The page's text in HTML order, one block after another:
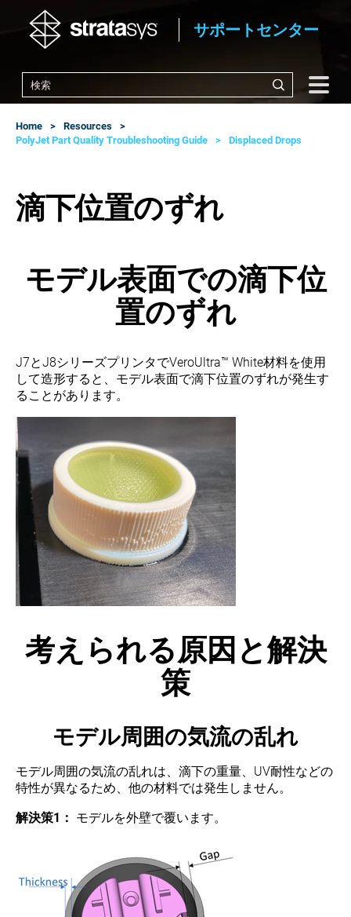
サポートセンター
Home
Resources
PolyJet Part Quality Troubleshooting Guide
Displaced Drops
滴下位置のずれ
モデル表面での滴下位
置のずれ
J7とJ8シリーズプリンタでVeroUltra™ White材料を使用
して造形すると、モデル表面で滴下位置のずれが発生す
ることがあります。
考えられる原因と解決
策
モデル周囲の気流の乱れ
モデル周囲の気流の乱れは、滴下の重量、UV耐性などの
特性が異なるため、他の材料では発生しません。
解決策1： モデルを外壁で覆います。